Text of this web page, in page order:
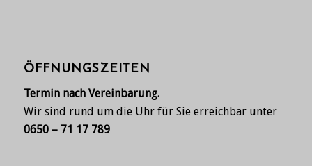
ÖFFNUNGSZEITEN
Termin nach Vereinbarung.
Wir sind rund um die Uhr für Sie erreichbar unter
0650 – 71 17 789